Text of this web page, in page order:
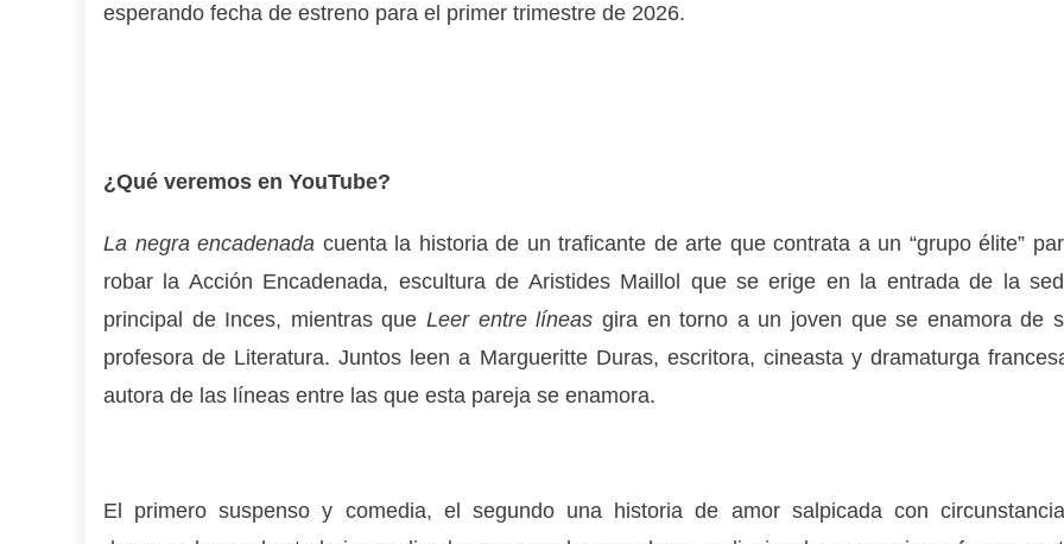
esperando fecha de estreno para el primer trimestre de 2026.
¿Qué veremos en YouTube?
La negra encadenada cuenta la historia de un traficante de arte que contrata a un “grupo élite”
robar la Acción Encadenada, escultura de Aristides Maillol que se erige en la entrada de la
principal de Inces, mientras queLeer entre líneas gira en torno a un joven que se enamora de
profesora de Literatura. Juntos leen a Margueritte Duras, escritora, cineasta y dramaturga
autora de las líneas entre las que esta pareja se enamora.
El primero suspenso y comedia, el segundo una historia de amor salpicada con